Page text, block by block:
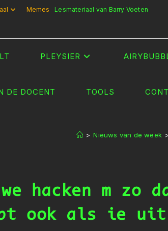
Memes Lesmateriaal van Barry Voeten
PLEYSIER
DE DOCENT TOOLS
> Nieuws van de week >
hacken m zo
ook als ie